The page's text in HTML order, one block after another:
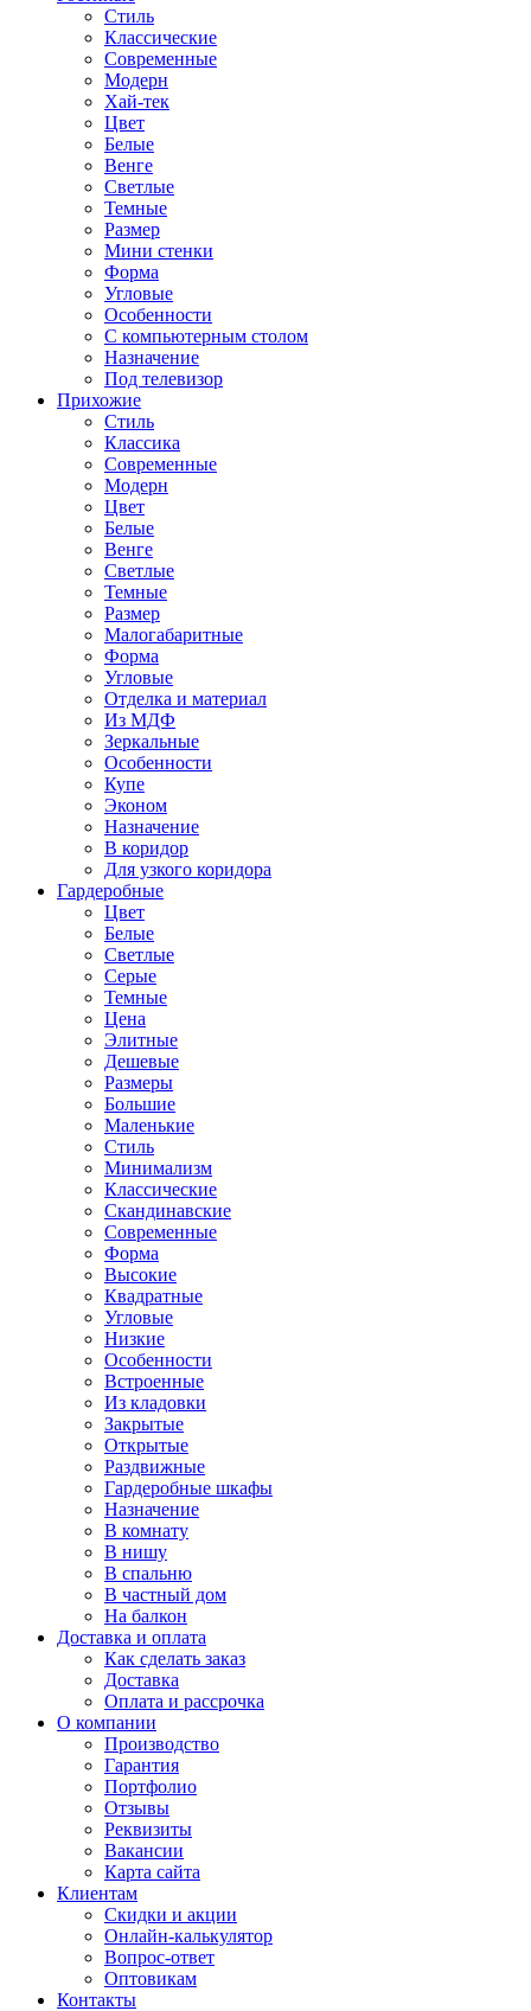
Стиль
Классические
Современные
Модерн
Хай-тек
Цвет
Белые
Венге
Светлые
Темные
Размер
Мини стенки
Форма
Угловые
Особенности
С компьютерным столом
Назначение
Под телевизор
Прихожие
Стиль
Классика
Современные
Модерн
Цвет
Белые
Венге
Светлые
Темные
Размер
Малогабаритные
Форма
Угловые
Отделка и материал
Из МДФ
Зеркальные
Особенности
Купе
Эконом
Назначение
В коридор
Для узкого коридора
Гардеробные
Цвет
Белые
Светлые
Серые
Темные
Цена
Элитные
Дешевые
Размеры
Большие
Маленькие
Стиль
Минимализм
Классические
Скандинавские
Современные
Форма
Высокие
Квадратные
Угловые
Низкие
Особенности
Встроенные
Из кладовки
Закрытые
Открытые
Раздвижные
Гардеробные шкафы
Назначение
В комнату
В нишу
В спальню
В частный дом
На балкон
Доставка и оплата
Как сделать заказ
Доставка
Оплата и рассрочка
О компании
Производство
Гарантия
Портфолио
Отзывы
Реквизиты
Вакансии
Карта сайта
Клиентам
Скидки и акции
Онлайн-калькулятор
Вопрос-ответ
Оптовикам
Контакты